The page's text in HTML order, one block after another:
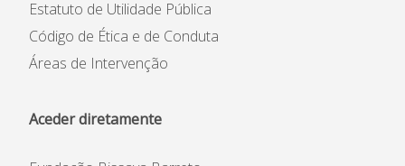
Estatuto de Utilidade Pública
Código de Ética e de Conduta
Áreas de Intervenção
Aceder diretamente